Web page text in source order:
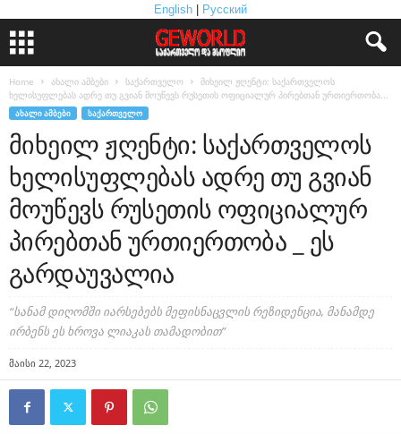
English Русский
Home ახალი ამბები საქართველო
მიხეილ ჟღენტი: საქართველოს
ხელისუფლებას ადრე თუ გვიან მოუწევს რუსეთის ოფიციალურ პირებთან ურთიერთობა...
ᲐᲮᲐᲚᲘ ᲐᲛᲑᲔᲑᲘ ᲡᲐᲥᲐᲠᲗᲕᲔᲚᲝ
მიხეილ ჟღენტი: საქართველოს
ხელისუფლებას ადრე თუ გვიან
მოუწევს რუსეთის ოფიციალურ
პირებთან ურთიერთობა _ ეს
გარდაუვალია
“სანამ დიღომში იარსებებს მეფისნაცვლის რეზიდენცია, მანამდე
ირბენს ეს ხროვა ლიაკას თამადობით”
მაისი 22, 2023